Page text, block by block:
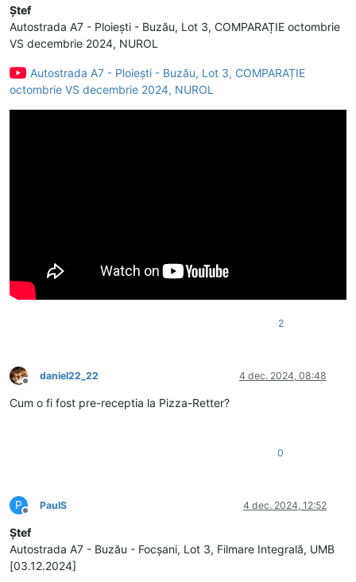
Ștef
Autostrada A7 - Ploiești - Buzău, Lot 3, COMPARAȚIE octombrie
VS decembrie 2024, NUROL
Autostrada A7 - Ploiești - Buzău, Lot 3, COMPARAȚIE
octombrie VS decembrie 2024, NUROL
2
Deconectat
daniel22_22 4 dec. 2024, 08:48
Cum o fi fost pre-receptia la Pizza-Retter?
0
P
Deconectat
PaulS 4 dec. 2024, 12:52
Ștef
Autostrada A7 - Buzău - Focșani, Lot 3, Filmare Integrală, UMB
[03.12.2024]